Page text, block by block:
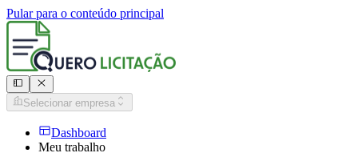
Pular para o conteúdo principal
Selecionar empresa
Dashboard
Meu trabalho